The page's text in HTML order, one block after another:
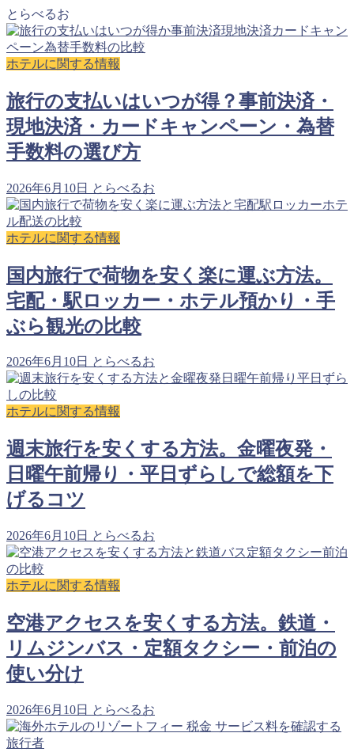
とらべるお
ホテルに関する情報
旅行の支払いはいつが得？事前決済・
現地決済・カードキャンペーン・為替
手数料の選び方
2026年6月10日 とらべるお
ホテルに関する情報
国内旅行で荷物を安く楽に運ぶ方法。
宅配・駅ロッカー・ホテル預かり・手
ぶら観光の比較
2026年6月10日 とらべるお
ホテルに関する情報
週末旅行を安くする方法。金曜夜発・
日曜午前帰り・平日ずらしで総額を下
げるコツ
2026年6月10日 とらべるお
ホテルに関する情報
空港アクセスを安くする方法。鉄道・
リムジンバス・定額タクシー・前泊の
使い分け
2026年6月10日 とらべるお